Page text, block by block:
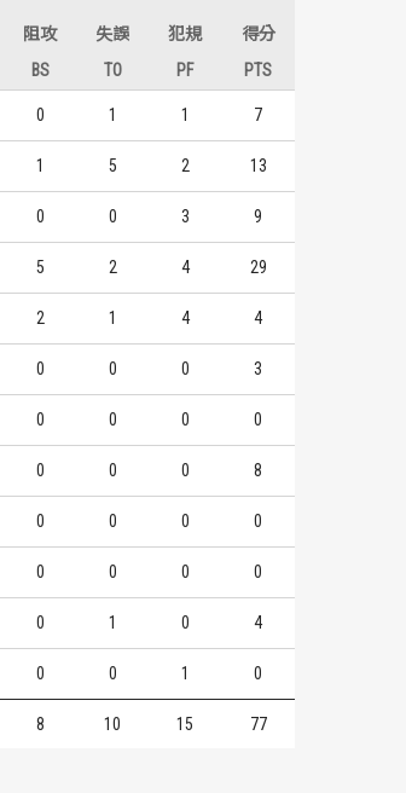
邱子軒 6
13
陳柏宏
蘇文儒 3
陳柏宏
阻攻 失誤 犯規
得分
BS TO PF PTS
0 1 1 7
1 5 2 13
0 0 3 9
5 2 4 29
2 1 4 4
0 0 0 3
0 0 0 0
0 0 0 8
0 0 0 0
0 0 0 0
0 1 0 4
0 0 1 0
8 10 15 77